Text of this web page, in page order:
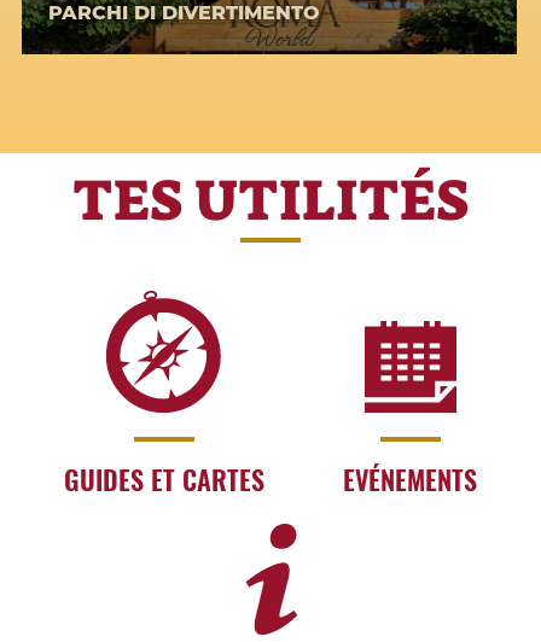
PARCHI DI DIVERTIMENTO
TES UTILITÉS
GUIDES ET CARTES EVÉNEMENTS